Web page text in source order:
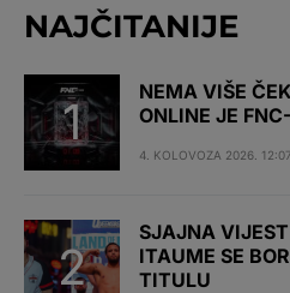
NAJČITANIJE
NEMA VIŠE
ONLINE JE
4. KOLOVOZA 2026. 12:07
SJAJNA
ITAUME SE
TITULU